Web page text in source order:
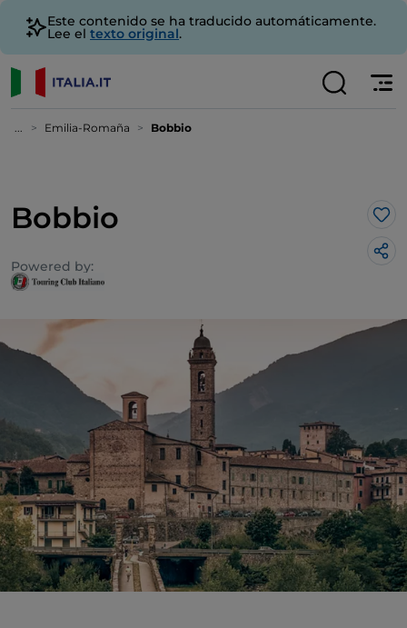
Este contenido se ha traducido automáticamente.
Lee el texto original.
... Emilia-Romaña Bobbio
Bobbio Me
Powered by: